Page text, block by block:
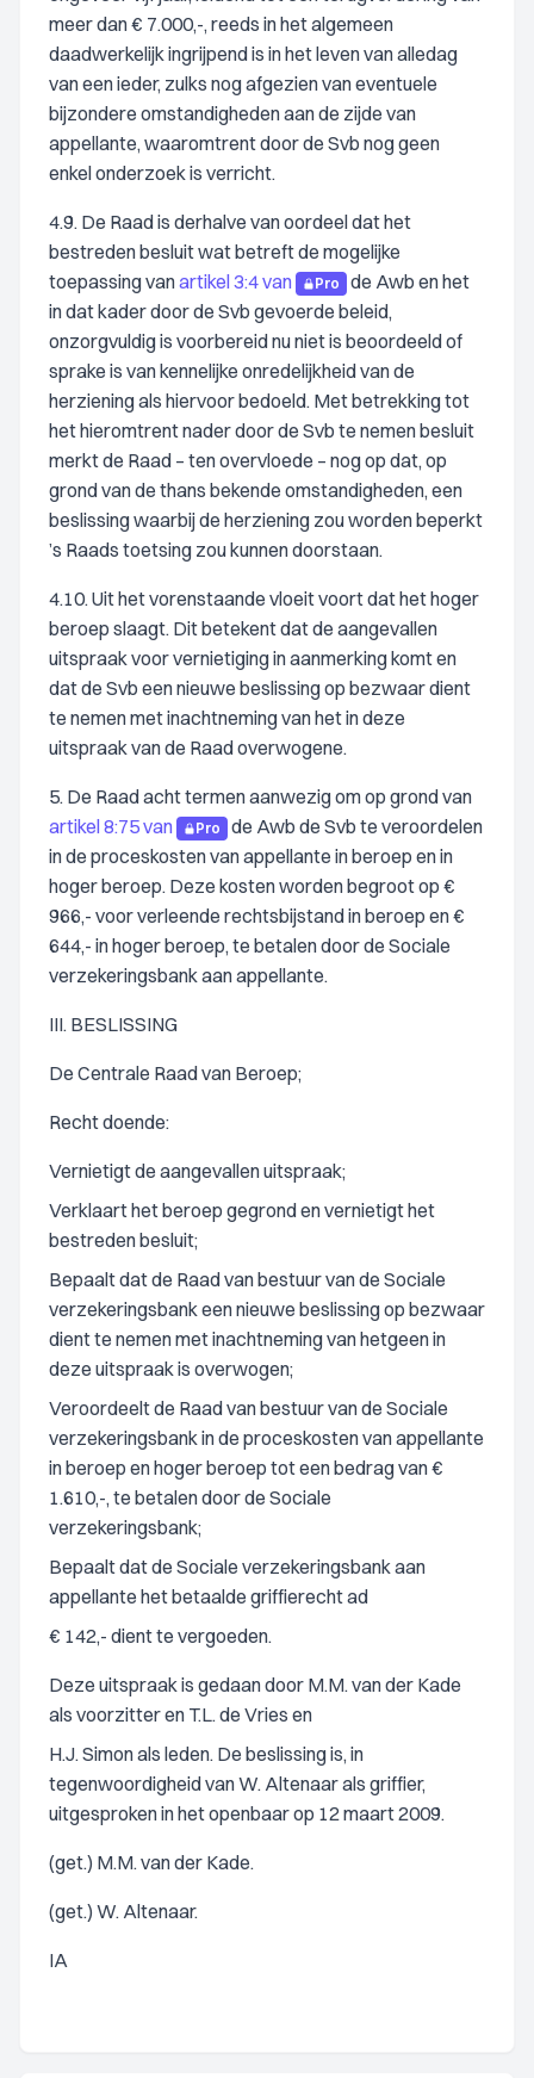
meer dan € 7.000,-, reeds in het algemeen
daadwerkelijk ingrijpend is in het leven van alledag
van een ieder, zulks nog afgezien van eventuele
bijzondere omstandigheden aan de zijde van
appellante, waaromtrent door de Svb nog geen
enkel onderzoek is verricht.
4.9. De Raad is derhalve van oordeel dat het
bestreden besluit wat betreft de mogelijke
toepassing vanartikel 3:4 van Pro
de Awb en het
in dat kader door de Svb gevoerde beleid,
onzorgvuldig is voorbereid nu niet is beoordeeld of
sprake is van kennelijke onredelijkheid van de
herziening als hiervoor bedoeld. Met betrekking tot
het hieromtrent nader door de Svb te nemen besluit
merkt de Raad – ten overvloede – nog op dat, op
grond van de thans bekende omstandigheden, een
beslissing waarbij de herziening zou worden beperkt
’s Raads toetsing zou kunnen doorstaan.
4.10. Uit het vorenstaande vloeit voort dat het hoger
beroep slaagt. Dit betekent dat de aangevallen
uitspraak voor vernietiging in aanmerking komt en
dat de Svb een nieuwe beslissing op bezwaar dient
te nemen met inachtneming van het in deze
uitspraak van de Raad overwogene.
5. De Raad acht termen aanwezig om op grond van
artikel 8:75 van
Pro
de Awb de Svb te veroordelen
in de proceskosten van appellante in beroep en in
hoger beroep. Deze kosten worden begroot op €
966,- voor verleende rechtsbijstand in beroep en €
644,- in hoger beroep, te betalen door de Sociale
verzekeringsbank aan appellante.
III. BESLISSING
De Centrale Raad van Beroep;
Recht doende:
Vernietigt de aangevallen uitspraak;
Verklaart het beroep gegrond en vernietigt het
bestreden besluit;
Bepaalt dat de Raad van bestuur van de Sociale
verzekeringsbank een nieuwe beslissing op bezwaar
dient te nemen met inachtneming van hetgeen in
deze uitspraak is overwogen;
Veroordeelt de Raad van bestuur van de Sociale
verzekeringsbank in de proceskosten van appellante
in beroep en hoger beroep tot een bedrag van €
1.610,-, te betalen door de Sociale
verzekeringsbank;
Bepaalt dat de Sociale verzekeringsbank aan
appellante het betaalde griffierecht ad
€ 142,- dient te vergoeden.
Deze uitspraak is gedaan door M.M. van der Kade
als voorzitter en T.L. de Vries en
H.J. Simon als leden. De beslissing is, in
tegenwoordigheid van W. Altenaar als griffier,
uitgesproken in het openbaar op 12 maart 2009.
(get.) M.M. van der Kade.
(get.) W. Altenaar.
IA